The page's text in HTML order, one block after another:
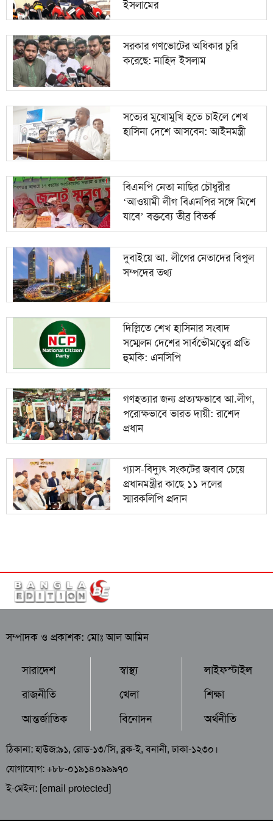
দিতে পারে বজ্রঝড়
ইসলামের
সরকার গণভোটের অধিকার চুরি
করেছে: নাহিদ ইসলাম
সত্যের মুখোমুখি হতে চাইলে শেখ
হাসিনা দেশে আসবেন: আইনমন্ত্রী
বিএনপি নেতা নাছির চৌধুরীর
‘আওয়ামী লীগ বিএনপির সঙ্গে মিশে
যাবে’ বক্তব্যে তীব্র বিতর্ক
দুবাইয়ে আ. লীগের নেতাদের বিপুল
সম্পদের তথ্য
দিল্লিতে শেখ হাসিনার সংবাদ
সম্মেলন দেশের সার্বভৌমত্বের প্রতি
হুমকি: এনসিপি
গণহত্যার জন্য প্রত্যক্ষভাবে আ.লীগ,
পরোক্ষভাবে ভারত দায়ী: রাশেদ
প্রধান
গ্যাস-বিদ্যুৎ সংকটের জবাব চেয়ে
প্রধানমন্ত্রীর কাছে ১১ দলের
স্মারকলিপি প্রদান
সম্পাদক ও প্রকাশক: মোঃ আল আমিন
সারাদেশ
রাজনীতি
আন্তর্জাতিক
স্বাস্থ্য
খেলা
বিনোদন
লাইফস্টাইল
শিক্ষা
অর্থনীতি
ঠিকানা: হাউজ:৯১, রোড-১৩/সি, ব্লক-ই, বনানী, ঢাকা-১২৩০।
যোগাযোগ: +৮৮-০১৯১৪০৯৯৯৭০
ই-মেইল: [email protected]